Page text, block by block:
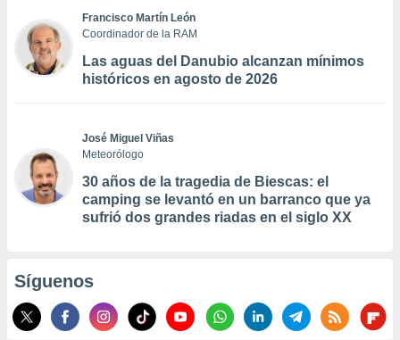
Francisco Martín León
Coordinador de la RAM
Las aguas del Danubio alcanzan mínimos
históricos en agosto de 2026
José Miguel Viñas
Meteorólogo
30 años de la tragedia de Biescas: el
camping se levantó en un barranco que ya
sufrió dos grandes riadas en el siglo XX
Síguenos